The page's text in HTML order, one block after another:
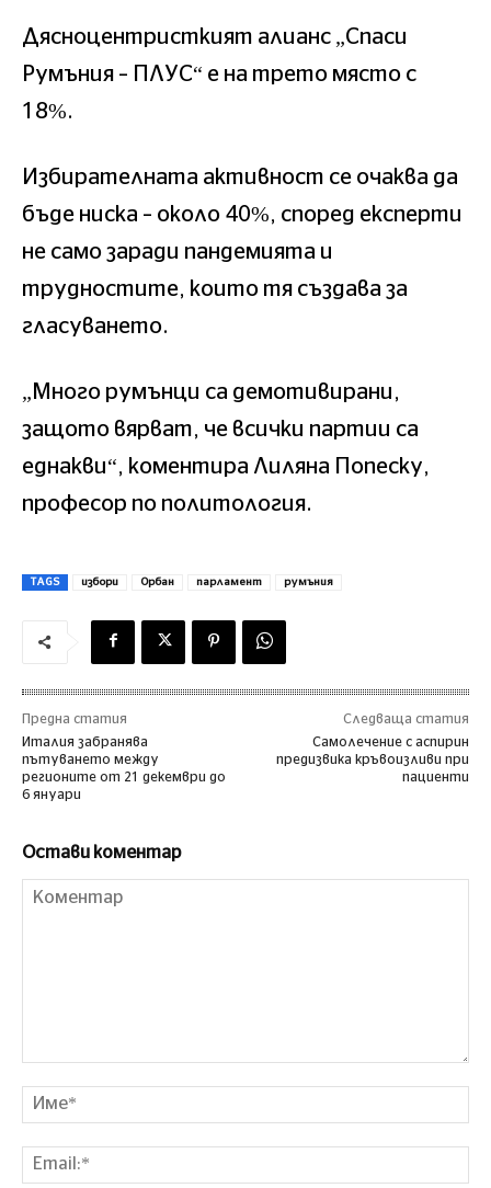
Дясноцентристкият алианс „Спаси
Румъния – ПЛУС“ е на трето място с
18%.
Избирателната активност се очаква да
бъде ниска – около 40%, според експерти
не само заради пандемията и
трудностите, които тя създава за
гласуването.
„Много румънци са демотивирани,
защото вярват, че всички партии са
еднакви“, коментира Лиляна Попеску,
професор по политология.
TAGS избори Орбан парламент румъния
Предна статия
Италия забранява
пътуването между
регионите от 21 декември до
6 януари
Следваща статия
Самолечение с аспирин
предизвика кръвоизливи при
пациенти
Остави коментар